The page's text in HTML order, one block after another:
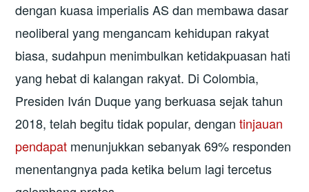
dengan kuasa imperialis AS dan membawa dasar
neoliberal yang mengancam kehidupan rakyat
biasa, sudahpun menimbulkan ketidakpuasan hati
yang hebat di kalangan rakyat. Di Colombia,
Presiden Iván Duque yang berkuasa sejak tahun
2018, telah begitu tidak popular, dengan tinjauan
pendapat menunjukkan sebanyak 69% responden
menentangnya pada ketika belum lagi tercetus